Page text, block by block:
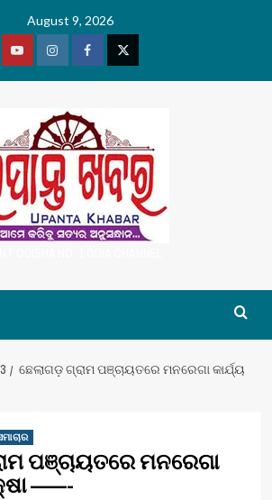
August 9, 2026
YoutubeVimeoFacebookTwitter
ଛେଲାଗଡ଼ ଗ୍ରାମ ପଞ୍ଚାୟତରେ ମନରେଗା କାର୍ଯ୍ୟ
ପଞ୍ଚାୟତରେ ମନରେଗା
——-